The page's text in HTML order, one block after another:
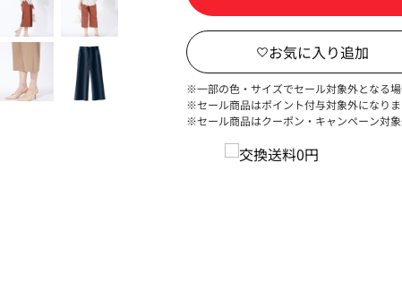
※一部の色・サイズでセール対象外となる
※セール商品はポイント付与対象外になり
※セール商品はクーポン・キャンペーン対